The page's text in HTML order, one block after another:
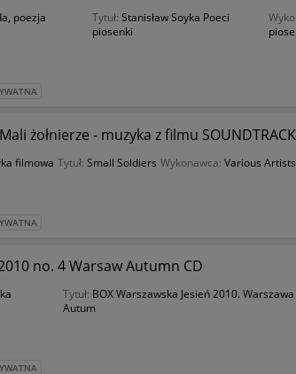
poezja
Tytuł: Stanisław Soyka Poeci
piosenki
żołnierze - muzyka z filmu SOUNDTRACK
filmowa Tytuł: Small Soldiers Wykonawca: Various Artists
no. 4 Warsaw Autumn CD
Tytuł: BOX Warszawska Jesień 2010. Warszawa
Autum